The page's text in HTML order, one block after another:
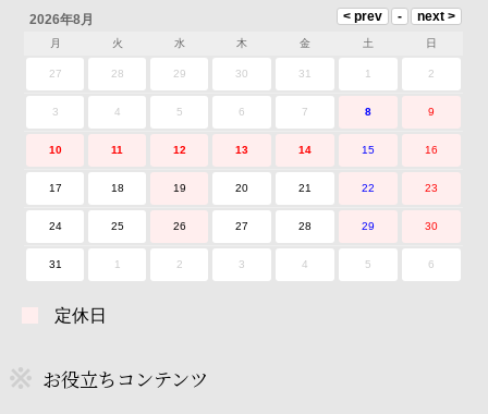
2026年8月
月 火 水 木 金 土 日
27 28 29 30 31 1 2
3 4 5 6 7 8 9
10 11 12 13 14 15 16
17 18 19 20 21 22 23
24 25 26 27 28 29 30
31 1 2 3 4 5 6
定休日
お役立ちコンテンツ